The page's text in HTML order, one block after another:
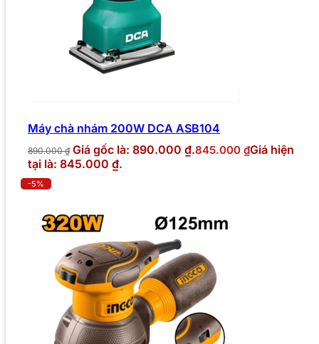
Máy chà nhám 200W DCA ASB104
890.000₫ Giá gốc là: 890.000 ₫.845.000 ₫Giá hiện
tại là: 845.000 ₫.
-5%